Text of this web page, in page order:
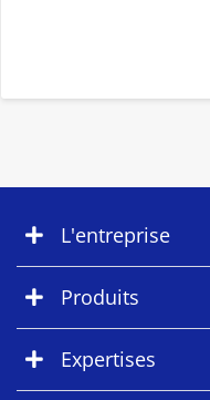
L'entreprise
Produits
Expertises